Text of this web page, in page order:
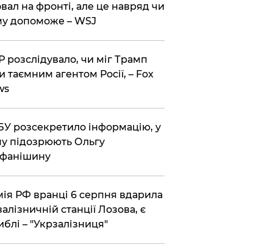
на фронті, але це навряд чи
допоможе – WSJ
розслідувало, чи міг Трамп
таємним агентом Росії, – Fox
розсекретило інформацію, у
підозрюють Ольгу
РФ вранці 6 серпня вдарила
станції Лозова, є
– "Укрзалізниця"